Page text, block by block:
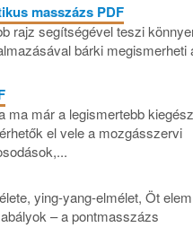
masszázs PDF
rajz segítségével teszi
bárki megismerheti
ma már a legismertebb
el vele a mozgásszervi
ying-yang-elmélet, Öt elem
– a pontmasszázs